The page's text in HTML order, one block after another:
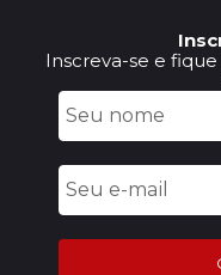
Inscreva-se e